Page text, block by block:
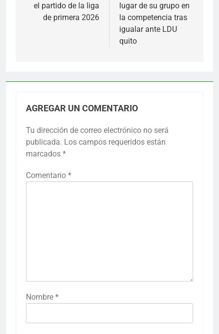
el partido de la liga
de primera 2026
lugar de su grupo en
la competencia tras
igualar ante LDU
quito
AGREGAR UN COMENTARIO
Tu dirección de correo electrónico no será
publicada. Los campos requeridos están
marcados *
Comentario *
Nombre *